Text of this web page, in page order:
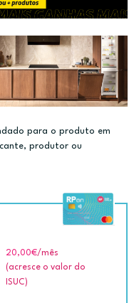
para o produto em
produtor ou
20,00€/mês
(acresce o valor do
ISUC)